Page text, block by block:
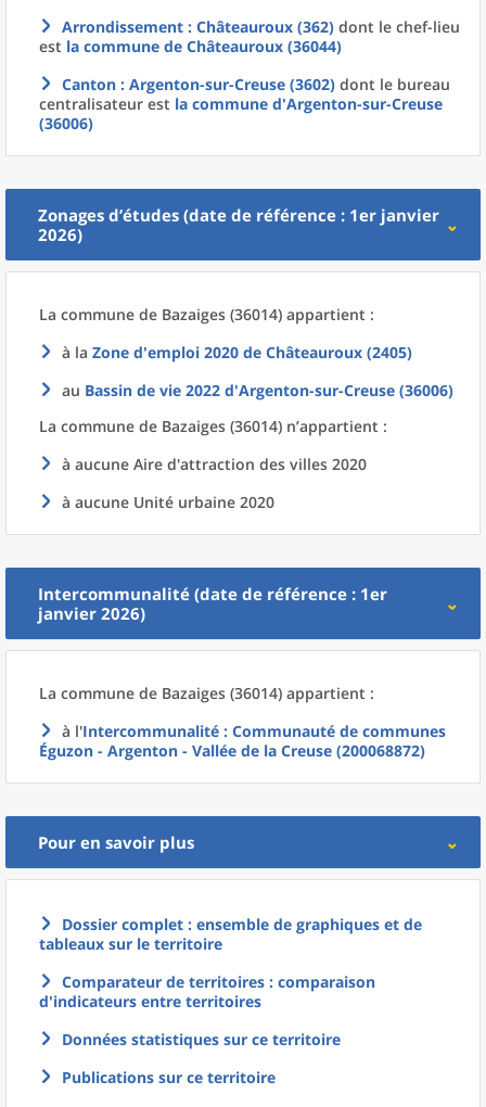
Arrondissement : Châteauroux (362) dont le chef-lieu
est la commune de Châteauroux (36044)
Canton : Argenton-sur-Creuse (3602) dont le bureau
centralisateur est la commune d'Argenton-sur-Creuse
(36006)
Zonages d’études (date de référence : 1er janvier
2026)
La commune de Bazaiges (36014) appartient :
à la Zone d'emploi 2020 de Châteauroux (2405)
au Bassin de vie 2022 d'Argenton-sur-Creuse (36006)
La commune de Bazaiges (36014) n’appartient :
à aucune Aire d'attraction des villes 2020
à aucune Unité urbaine 2020
Intercommunalité (date de référence : 1er
janvier 2026)
La commune de Bazaiges (36014) appartient :
à l'Intercommunalité : Communauté de communes
Éguzon - Argenton - Vallée de la Creuse (200068872)
Pour en savoir plus
Dossier complet : ensemble de graphiques et de
tableaux sur le territoire
Comparateur de territoires : comparaison
d'indicateurs entre territoires
Données statistiques sur ce territoire
Publications sur ce territoire